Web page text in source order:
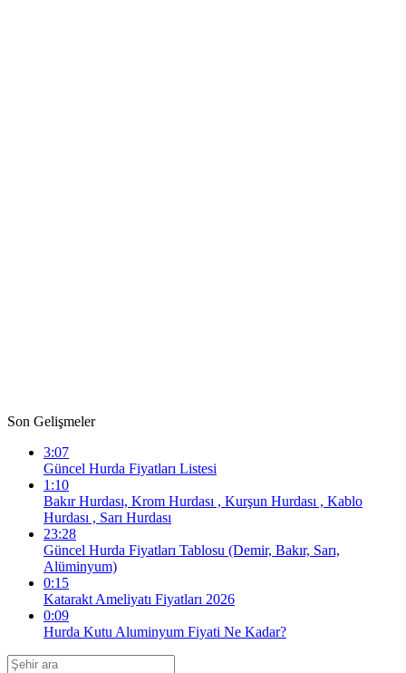
Son Gelişmeler
3:07
Güncel Hurda Fiyatları Listesi
1:10
Bakır Hurdası, Krom Hurdası , Kurşun Hurdası , Kablo
Hurdası , Sarı Hurdası
23:28
Güncel Hurda Fiyatları Tablosu (Demir, Bakır, Sarı,
Alüminyum)
0:15
Katarakt Ameliyatı Fiyatları 2026
0:09
Hurda Kutu Aluminyum Fiyati Ne Kadar?